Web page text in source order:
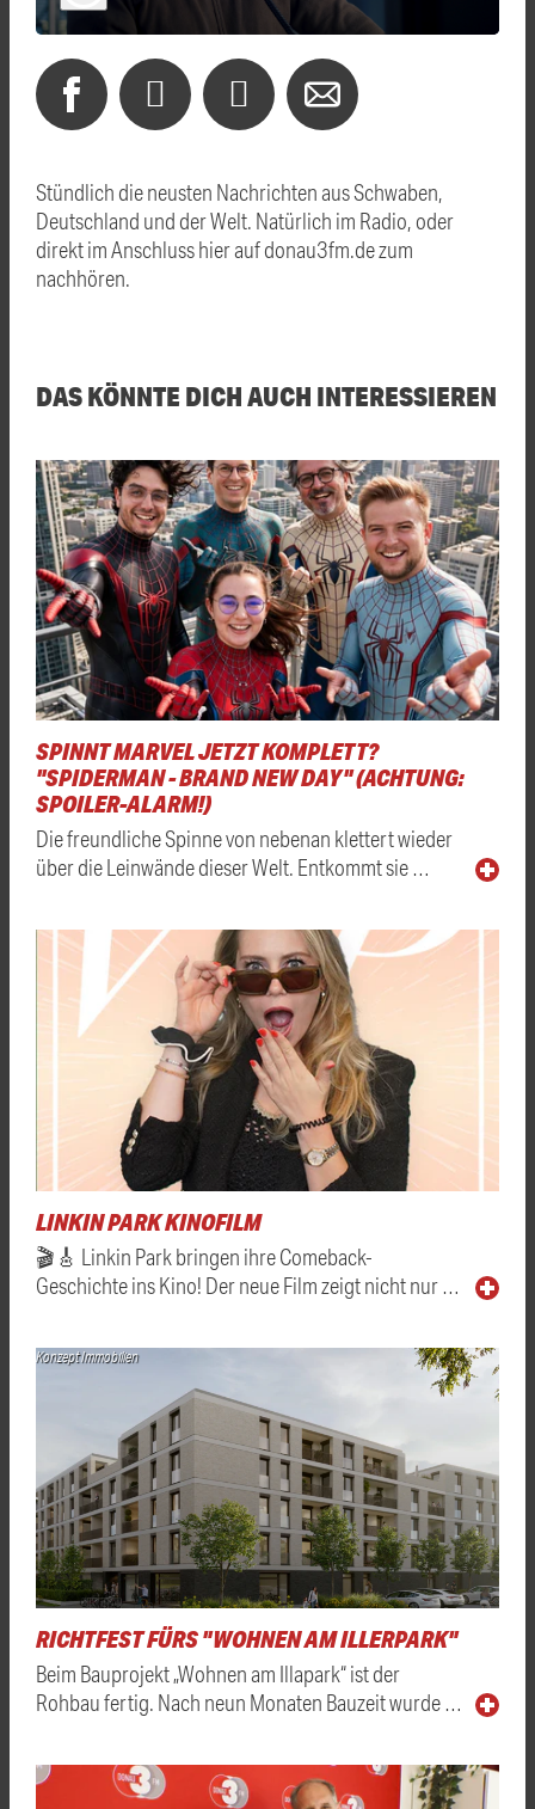
Stündlich die neusten Nachrichten aus Schwaben,
Deutschland und der Welt. Natürlich im Radio, oder
direkt im Anschluss hier auf donau3fm.de zum
nachhören.
DAS KÖNNTE DICH AUCH INTERESSIEREN
SPINNT MARVEL JETZT KOMPLETT?
"SPIDERMAN - BRAND NEW DAY" (ACHTUNG:
SPOILER-ALARM!)
Die freundliche Spinne von nebenan klettert wieder
über die Leinwände dieser Welt. Entkommt sie …
LINKIN PARK KINOFILM
🎬🎸 Linkin Park bringen ihre Comeback-
Geschichte ins Kino! Der neue Film zeigt nicht nur …
Konzept Immobilien
RICHTFEST FÜRS "WOHNEN AM ILLERPARK"
Beim Bauprojekt „Wohnen am Illapark“ ist der
Rohbau fertig. Nach neun Monaten Bauzeit wurde …